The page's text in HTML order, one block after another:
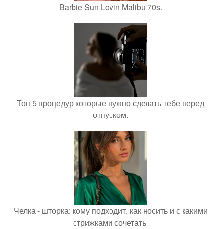
Barbie Sun Lovin Malibu 70s.
Топ 5 процедур которые нужно сделать тебе перед
отпуском.
Челка - шторка: кому подходит, как носить и с какими
стрижками сочетать.